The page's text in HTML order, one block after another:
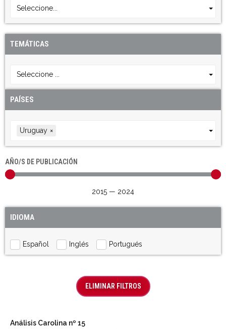
Seleccione...
TEMÁTICAS
Seleccione ...
PAÍSES
Uruguay ×
AÑO/S DE PUBLICACIÓN
2015 — 2024
IDIOMA
Español Inglés Portugués
ELIMINAR FILTROS
Análisis Carolina nº 15